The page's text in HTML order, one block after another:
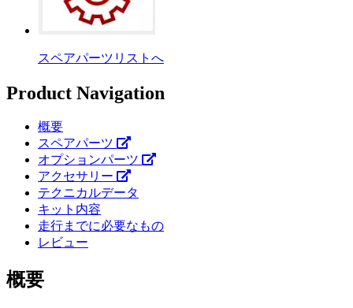
スペアパーツリストへ
Product Navigation
概要
スペアパーツ
オプションパーツ
アクセサリー
テクニカルデータ
キット内容
走行までに必要なもの
レビュー
概要